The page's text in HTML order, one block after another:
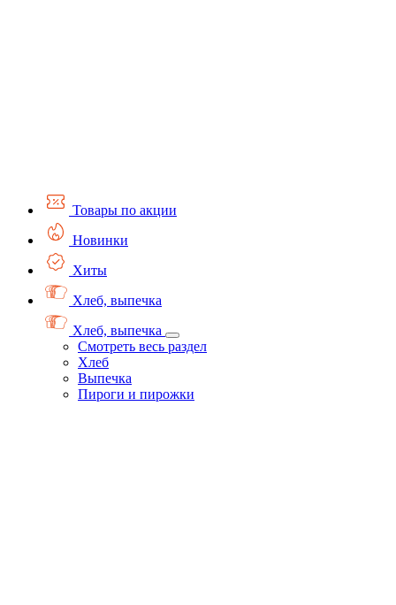
Товары по акции
Новинки
Хиты
Хлеб, выпечка
Хлеб, выпечка
Смотреть весь раздел
Хлеб
Выпечка
Пироги и пирожки